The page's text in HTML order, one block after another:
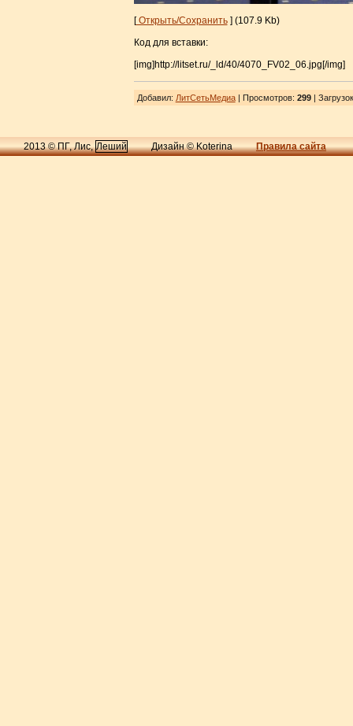
[Открыть/Сохранить] (107.9 Kb)
Код для вставки:
[img]http://litset.ru/_ld/40/4070_FV02_06.jpg[/img]
Добавил: ЛитСетьМедиа| Просмотров: 299| Загрузок
2013 © ПГ, Лис,Леший Дизайн © Koterina Правила сайта